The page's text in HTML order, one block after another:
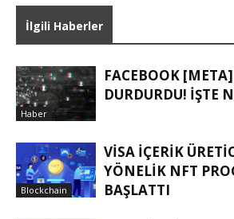
İlgili Haberler
Haber
FACEBOOK
DURDURDU! İŞTE
Blockchain
VISA IÇERIK
YÖNELIK NFT
BAŞLATTI